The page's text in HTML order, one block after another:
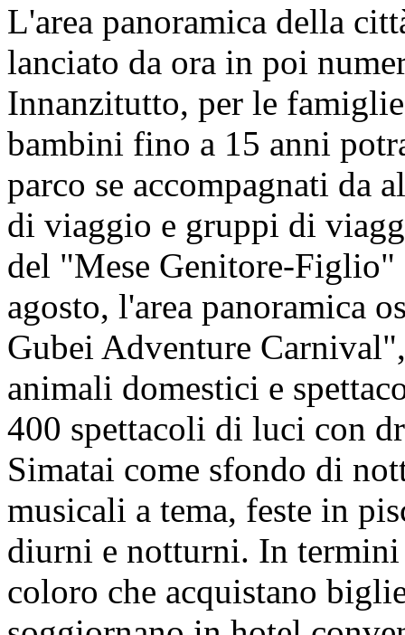
L'area panoramica della
lanciato da ora in poi
Innanzitutto, per le
bambini fino a 15 anni
parco se accompagnati da
di viaggio e gruppi di
del "Mese Genitore-
agosto, l'area panoramica
Gubei Adventure
animali domestici e
400 spettacoli di luci con
Simatai come sfondo di
musicali a tema, feste in
diurni e notturni. In
coloro che acquistano